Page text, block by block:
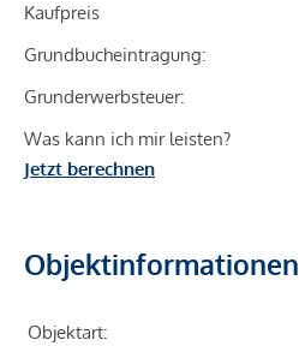
Kaufpreis
Grundbucheintragung:
Grunderwerbsteuer:
Was kann ich mir leisten?
Jetzt berechnen
Objektinformationen
Objektart: